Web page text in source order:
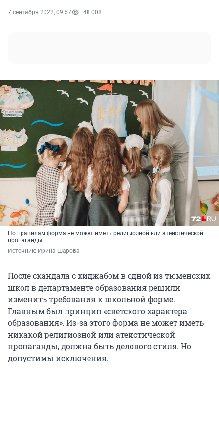
7 сентября 2022, 09:57 48 008
По правилам форма не может иметь религиозной или атеистической
пропаганды
Источник: Ирина Шарова
После скандала с хиджабом в одной из тюменских
школ в департаменте образования решили
изменить требования к школьной форме.
Главным был принцип «светского характера
образования». Из-за этого форма не может иметь
никакой религиозной или атеистической
пропаганды, должна быть делового стиля. Но
допустимы исключения.